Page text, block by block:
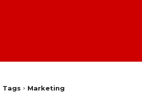
Tags Marketing